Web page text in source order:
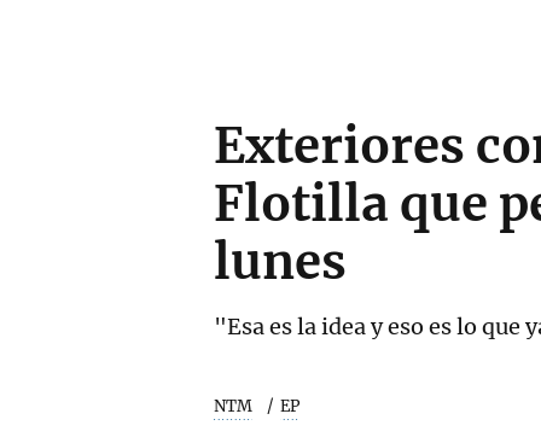
Exteriores
Flotilla que
lunes
"Esa es la idea y eso es lo
NTM EP